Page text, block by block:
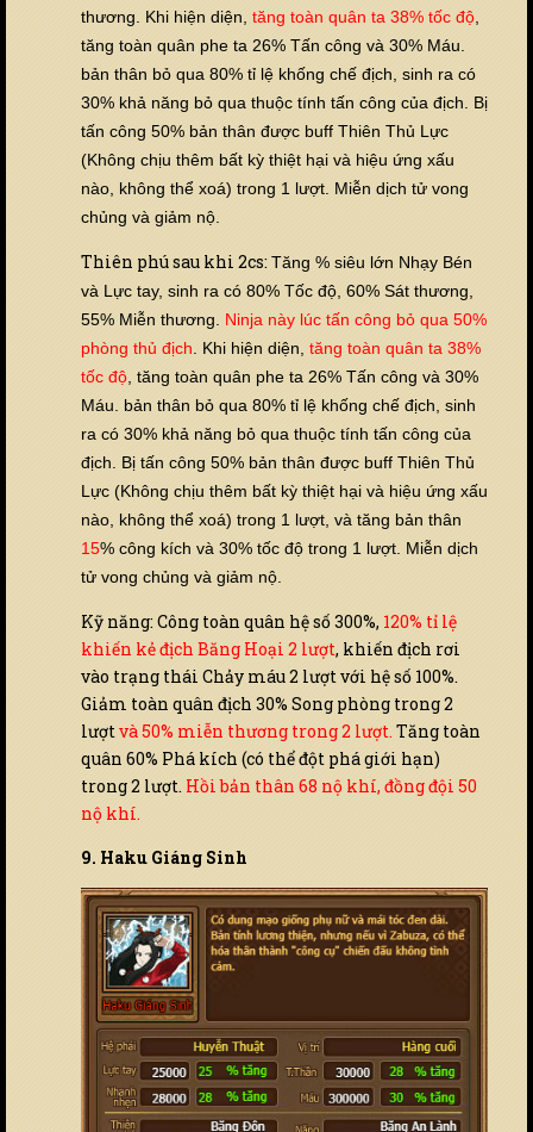
thương. Khi hiện diện, tăng toàn quân ta 38% tốc độ,
tăng toàn quân phe ta 26% Tấn công và 30% Máu.
bản thân bỏ qua 80% tỉ lệ khống chế địch, sinh ra có
30% khả năng bỏ qua thuộc tính tấn công của địch. Bị
tấn công 50% bản thân được buff Thiên Thủ Lực
(Không chịu thêm bất kỳ thiệt hại và hiệu ứng xấu
nào, không thể xoá) trong 1 lượt. Miễn dịch tử vong
chủng và giảm nộ.
Thiên phú sau khi 2cs: Tăng % siêu lớn Nhạy Bén
và Lực tay, sinh ra có 80% Tốc độ, 60% Sát thương,
55% Miễn thương. Ninja này lúc tấn công bỏ qua 50%
phòng thủ địch. Khi hiện diện, tăng toàn quân ta 38%
tốc độ, tăng toàn quân phe ta 26% Tấn công và 30%
Máu. bản thân bỏ qua 80% tỉ lệ khống chế địch, sinh
ra có 30% khả năng bỏ qua thuộc tính tấn công của
địch. Bị tấn công 50% bản thân được buff Thiên Thủ
Lực (Không chịu thêm bất kỳ thiệt hại và hiệu ứng xấu
nào, không thể xoá) trong 1 lượt, và tăng bản thân
15% công kích và 30% tốc độ trong 1 lượt. Miễn dịch
tử vong chủng và giảm nộ.
Kỹ năng: Công toàn quân hệ số 300%, 120% tỉ lệ
khiến kẻ địch Băng Hoại 2 lượt, khiến địch rơi
vào trạng thái Chảy máu 2 lượt với hệ số 100%.
Giảm toàn quân địch 30% Song phòng trong 2
lượtvà 50% miễn thương trong 2 lượt. Tăng toàn
quân 60% Phá kích (có thể đột phá giới hạn)
trong 2 lượt. Hồi bản thân 68 nộ khí, đồng đội 50
nộ khí.
9. Haku Giáng Sinh